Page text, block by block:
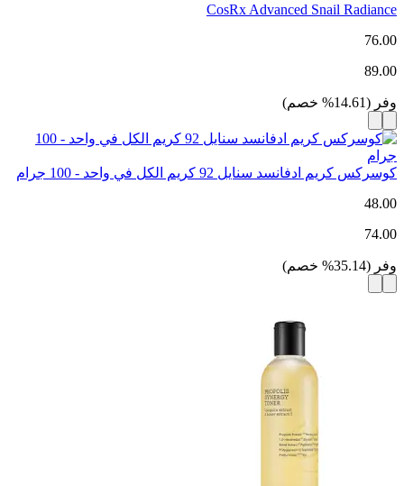
CosRx Advanced Snail Radiance
76.00
89.00
وفر (
14.61
% خصم)
كوسركس كريم ادفانسد سنايل 92 كريم الكل في واحد - 100 جرام
48.00
74.00
وفر (
35.14
% خصم)